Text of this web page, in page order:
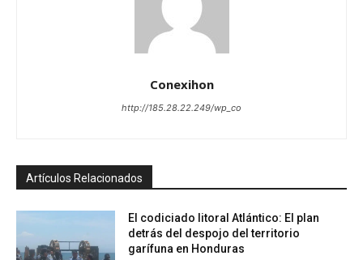
Conexihon
http://185.28.22.249/wp_co
Artículos Relacionados
El codiciado litoral Atlántico: El plan
detrás del despojo del territorio
garífuna en Honduras